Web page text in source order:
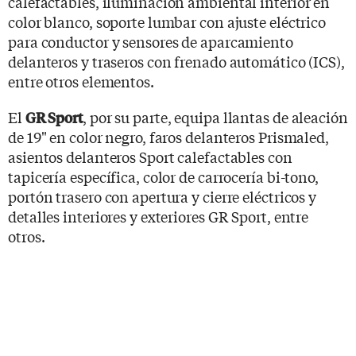
color blanco, soporte lumbar con ajuste eléctrico
para conductor y sensores de aparcamiento
delanteros y traseros con frenado automático (ICS),
entre otros elementos.
El GR Sport, por su parte, equipa llantas de aleación
de 19" en color negro, faros delanteros Prismaled,
asientos delanteros Sport calefactables con
tapicería específica, color de carrocería bi-tono,
portón trasero con apertura y cierre eléctricos y
detalles interiores y exteriores GR Sport, entre
otros.